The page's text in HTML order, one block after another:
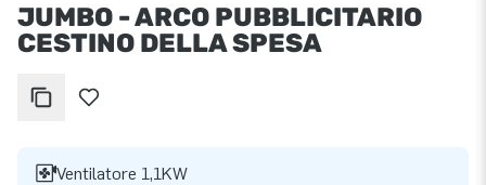
JUMBO - ARCO PUBBLICITARIO
CESTINO DELLA SPESA
Ventilatore 1,1KW